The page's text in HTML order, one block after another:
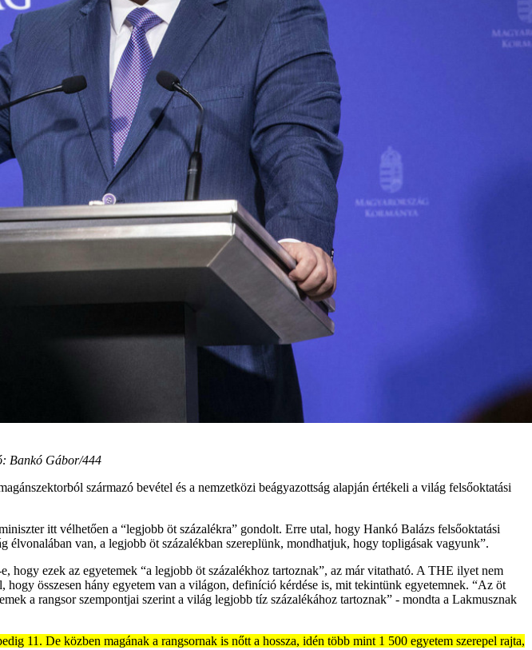
Bankó Gábor/444
származó bevétel és a nemzetközi beágyazottság alapján értékeli a világ felsőoktatási
itt vélhetően a “legjobb öt százalékra” gondolt. Erre utal, hogy Hankó Balázs felsőoktatási
élvonalában van, a legjobb öt százalékban szereplünk, mondhatjuk, hogy topligásak vagyunk”.
ezek az egyetemek “a legjobb öt százalékhoz tartoznak”, az már vitatható. A THE ilyet nem
összesen hány egyetem van a világon, definíció kérdése is, mit tekintünk egyetemnek. “Az öt
a rangsor szempontjai szerint a világ legjobb tíz százalékához tartoznak” - mondta a Lakmusznak
11. De közben magának a rangsornak is nőtt a hossza, idén több mint 1 500 egyetem szerepel rajta,